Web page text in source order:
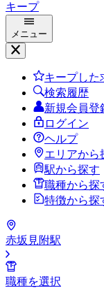
キープ
メニュー
キープした
検索履歴
新規会員登
ログイン
ヘルプ
エリアから
駅から探す
職種から探
特徴から探
赤坂見附駅
職種を選択